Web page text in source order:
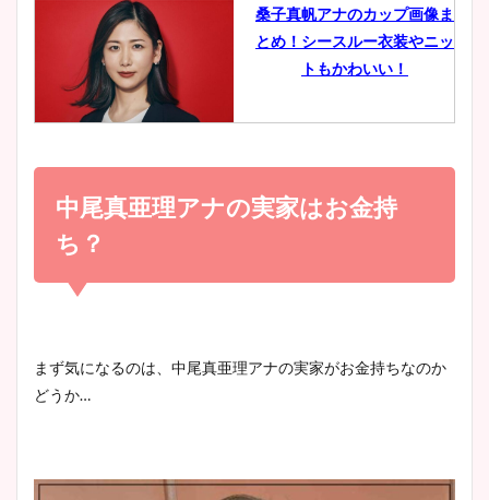
豊島実季アナのカップ画像ま
とめ！美脚や水着姿に年齢も
宇賀神メグアナのニット画像
池谷実悠アナのメガネ画像が
桑子真帆アナのカップ画像ま
とめ！シースルー衣装やニッ
トもかわいい！
小室瑛莉子のカップ画像まと
め！足が美脚でニット衣装も
かわいい！
wikiプロフもチェック！
大家彩香アナのかわいいカッ
中尾真亜理アナの実家はお金持
ち？
まず気になるのは、中尾真亜理アナの実家がお金持ちなのか
どうか…